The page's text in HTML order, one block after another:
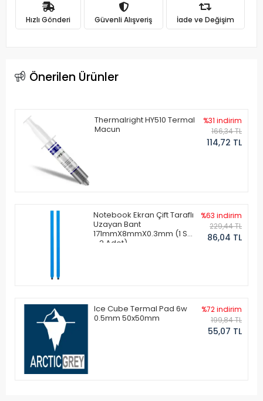
Hızlı Gönderi Güvenli Alışveriş İade ve Değişim
Önerilen Ürünler
Thermalright HY510 Termal
Macun
%31 indirim
166,34 TL
114,72 TL
Notebook Ekran Çift Taraflı
Uzayan Bant
171mmX8mmX0.3mm (1 Set
- 2 Adet)
%63 indirim
229,44 TL
86,04 TL
Ice Cube Termal Pad 6w
0.5mm 50x50mm
%72 indirim
199,84 TL
55,07 TL